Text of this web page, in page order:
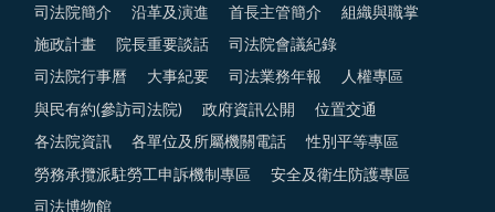
司法院簡介 沿革及演進 首長主管簡介 組織與職掌
施政計畫 院長重要談話 司法院會議紀錄
司法院行事曆 大事紀要 司法業務年報 人權專區
與民有約(參訪司法院) 政府資訊公開 位置交通
各法院資訊 各單位及所屬機關電話 性別平等專區
勞務承攬派駐勞工申訴機制專區 安全及衛生防護專區
司法博物館